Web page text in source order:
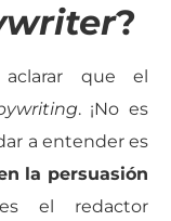
?
que el
. ¡No es
a entender es
la persuasión
el redactor